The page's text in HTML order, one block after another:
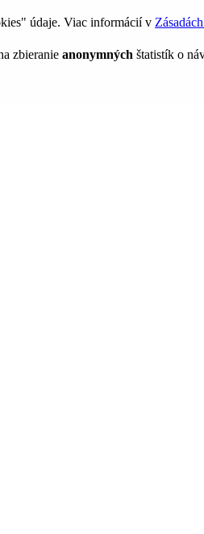
údaje. Viac informácií v
zbieranie anonymných štatistík o